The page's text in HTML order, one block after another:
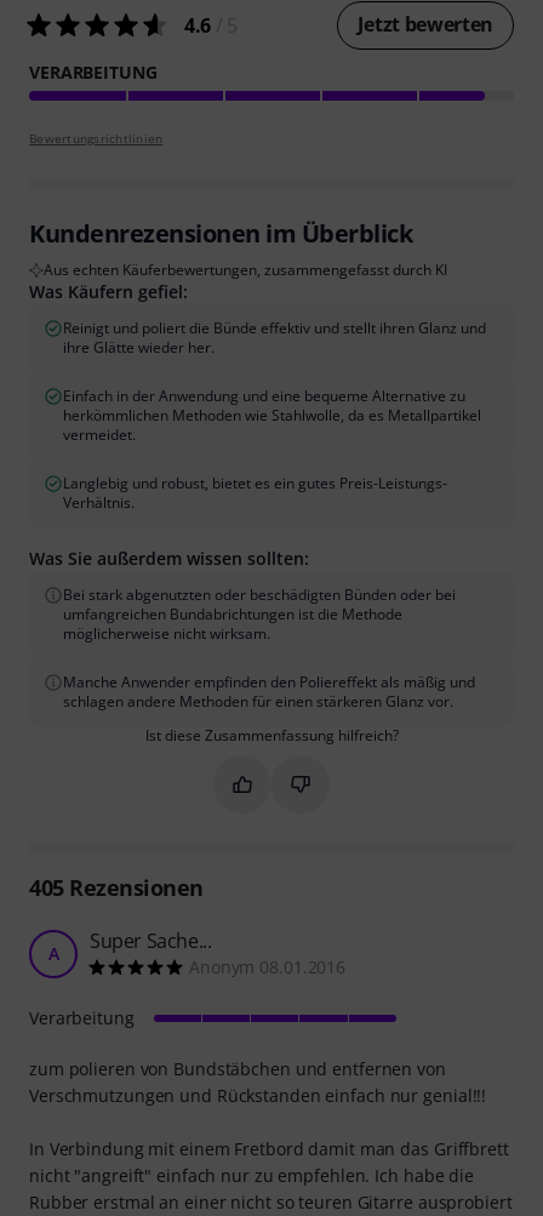
4.6 Jetzt bewerten
VERARBEITUNG
Bewertungsrichtlinien
Kundenrezensionen im Überblick
Aus echten Käuferbewertungen, zusammengefasst durch KI
Was Käufern gefiel:
Reinigt und poliert die Bünde effektiv und stellt ihren Glanz und
ihre Glätte wieder her.
Einfach in der Anwendung und eine bequeme Alternative zu
herkömmlichen Methoden wie Stahlwolle, da es Metallpartikel
vermeidet.
Langlebig und robust, bietet es ein gutes Preis-Leistungs-
Verhältnis.
Was Sie außerdem wissen sollten:
Bei stark abgenutzten oder beschädigten Bünden oder bei
umfangreichen Bundabrichtungen ist die Methode
möglicherweise nicht wirksam.
Manche Anwender empfinden den Poliereffekt als mäßig und
schlagen andere Methoden für einen stärkeren Glanz vor.
Ist diese Zusammenfassung hilfreich?
Markieren Sie diese
Markieren Sie diese
405Rezensionen
A Super Sache...
Anonym 08.01.2016
zum polieren von Bundstäbchen und entfernen von
Verschmutzungen und Rückstanden einfach nur genial!!!
In Verbindung mit einem Fretbord damit man das Griffbrett
nicht "angreift" einfach nur zu empfehlen. Ich habe die
Rubber erstmal an einer nicht so teuren Gitarre ausprobiert
Verarbeitung